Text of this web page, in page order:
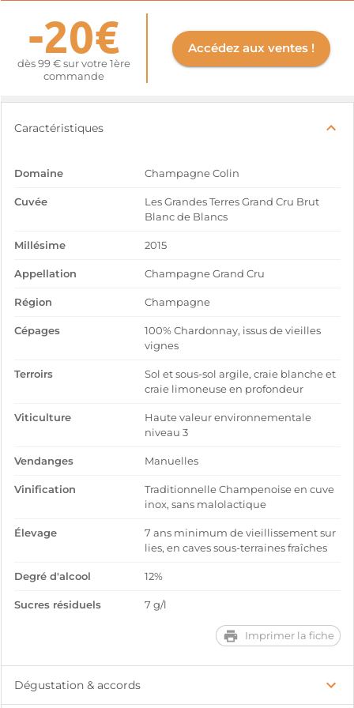
-20€
dès 99 € sur votre 1ère
commande
Accédez aux ventes !
Caractéristiques
Domaine Champagne Colin
Cuvée
Les Grandes Terres Grand Cru Brut
Blanc de Blancs
Millésime 2015
Appellation Champagne Grand Cru
Région Champagne
Cépages
100% Chardonnay, issus de vieilles
vignes
Terroirs
Sol et sous-sol argile, craie blanche et
craie limoneuse en profondeur
Viticulture
Haute valeur environnementale
niveau 3
Vendanges Manuelles
Vinification
Traditionnelle Champenoise en cuve
inox, sans malolactique
Élevage
7 ans minimum de vieillissement sur
lies, en caves sous-terraines fraîches
Degré d'alcool 12%
Sucres résiduels 7 g/l
Imprimer la fiche
Dégustation & accords